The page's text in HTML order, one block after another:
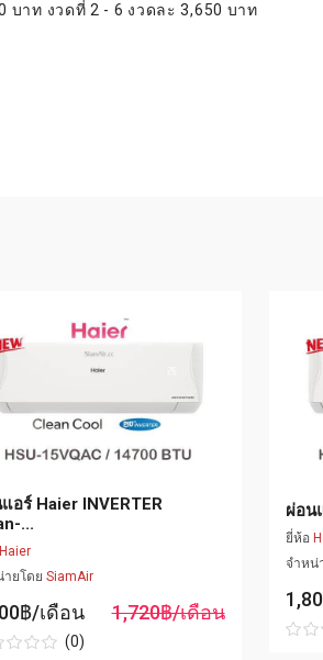
บาท งวดที่ 2 - 6 งวดละ 3,650 บาท
อร์ Haier INVERTER
...
Haier
ายโดยSiamAir
฿/เดือน 1,720฿/เดือน
(0)
ผ่อน
ยี่ห้อ
จำหน่